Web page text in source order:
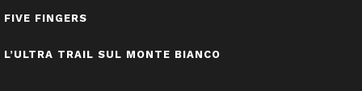
FIVE FINGERS
L’ULTRA TRAIL SUL MONTE BIANCO